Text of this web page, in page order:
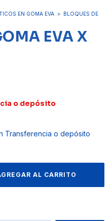
EN GOMA EVA >
BLOQUES DE
EVA X
o depósito
Transferencia o depósito